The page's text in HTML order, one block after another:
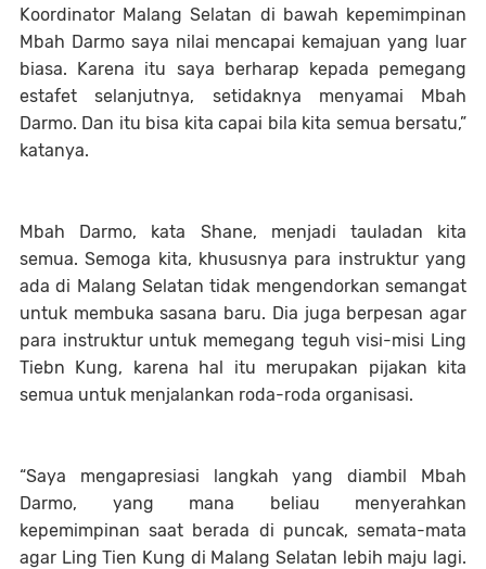
Koordinator Malang Selatan di bawah kepemimpinan
Mbah Darmo saya nilai mencapai kemajuan yang luar
biasa. Karena itu saya berharap kepada pemegang
estafet selanjutnya, setidaknya menyamai Mbah
Darmo. Dan itu bisa kita capai bila kita semua bersatu,”
katanya.
Mbah Darmo, kata Shane, menjadi tauladan kita
semua. Semoga kita, khususnya para instruktur yang
ada di Malang Selatan tidak mengendorkan semangat
untuk membuka sasana baru. Dia juga berpesan agar
para instruktur untuk memegang teguh visi-misi Ling
Tiebn Kung, karena hal itu merupakan pijakan kita
semua untuk menjalankan roda-roda organisasi.
“Saya mengapresiasi langkah yang diambil Mbah
Darmo, yang mana beliau menyerahkan
kepemimpinan saat berada di puncak, semata-mata
agar Ling Tien Kung di Malang Selatan lebih maju lagi.